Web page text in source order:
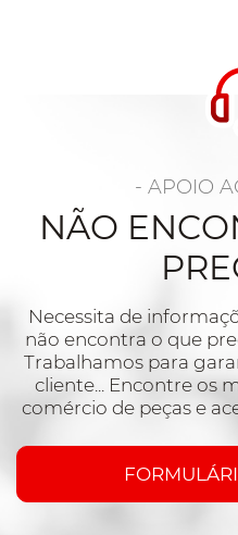
- APOIO
NÃO
Necessita de
não encontra o que
Trabalhamos para
cliente... Encontre os
comércio de peças e